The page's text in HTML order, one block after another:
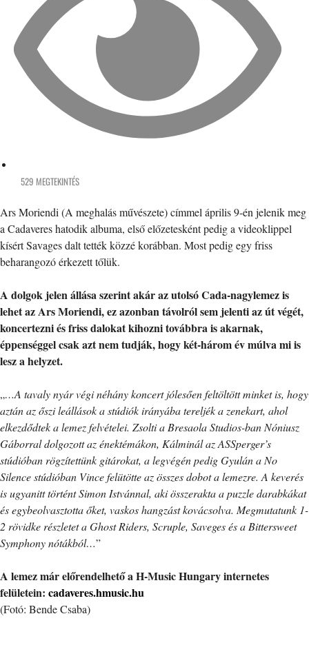
529 MEGTEKINTÉS
Ars Moriendi (A meghalás művészete) címmel április 9-én jelenik meg
a Cadaveres hatodik albuma, első előzetesként pedig a videoklippel
kísért Savages dalt tették közzé korábban. Most pedig egy friss
beharangozó érkezett tőlük.
A dolgok jelen állása szerint akár az utolsó Cada-nagylemez is
lehet az Ars Moriendi, ez azonban távolról sem jelenti az út végét,
koncertezni és friss dalokat kihozni továbbra is akarnak,
éppenséggel csak azt nem tudják, hogy két-három év múlva mi is
lesz a helyzet.
„…A tavaly nyár végi néhány koncert jólesően feltöltött minket is, hogy
aztán az őszi leállások a stúdiók irányába tereljék a zenekart, ahol
elkezdődtek a lemez felvételei. Zsolti a Bresaola Studios-ban Nóniusz
Gáborral dolgozott az énektémákon, Kálminál az ASSperger’s
stúdióban rögzítettünk gitárokat, a legvégén pedig Gyulán a No
Silence stúdióban Vince felütötte az összes dobot a lemezre. A keverés
is ugyanitt történt Simon Istvánnal, aki összerakta a puzzle darabkákat
és egybeolvasztotta őket, vaskos hangzást kovácsolva. Megmutatunk 1-
2 rövidke részletet a Ghost Riders, Scruple, Saveges és a Bittersweet
Symphony nótákból…”
A lemez már előrendelhető a H-Music Hungary internetes
felületein: cadaveres.hmusic.hu
(Fotó: Bende Csaba)